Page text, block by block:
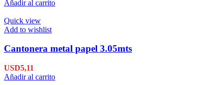
Añadir al carrito
Quick view
Add to wishlist
Cantonera metal papel 3.05mts
USD5,11
Añadir al carrito